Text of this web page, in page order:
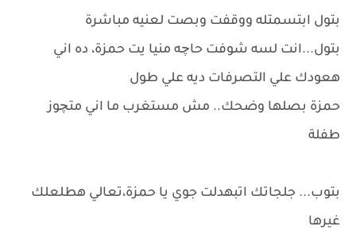
بتول ابتسمتله ووقفت وبصت لعنيه مباشرة
بتول...انت لسه شوفت حاچه منيا يت حمزة، ده اني
هعودك علي التصرفات ديه علي طول
حمزة بصلها وضحك.. مش مستغرب ما اني متچوز
طفلة
بتوب... جلجاتك اتبهدلت جوي يا حمزة،تعالي هطلعلك
غيرها